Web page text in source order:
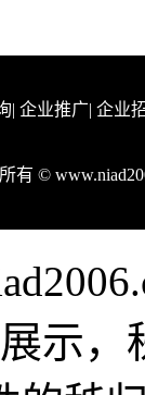
| 企业推广| 企业
有 ©
示